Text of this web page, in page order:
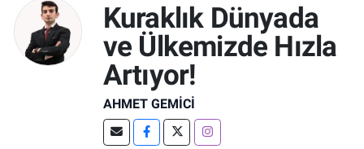
Kuraklık Dünyada
ve Ülkemizde Hızla
Artıyor!
AHMET GEMICI
TEKNOLOJİ
SPOR
EKONOMİ
Trafik Durumu
Süper Lig Puan Durumu ve Fikstür
Tüm Manşetler
Son Dakika Haberleri